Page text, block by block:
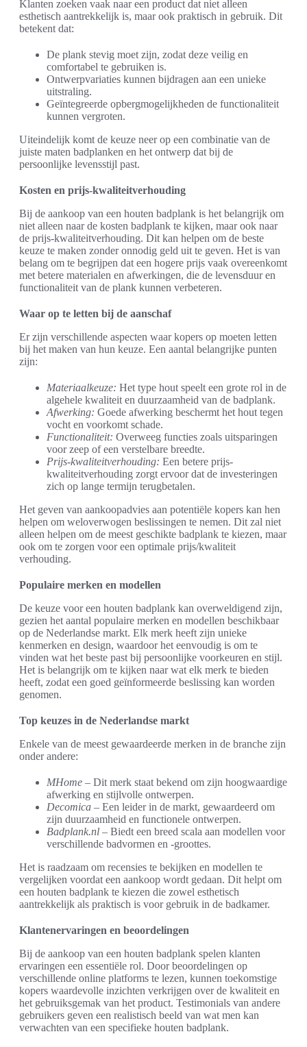
Klanten zoeken vaak naar een product dat niet alleen
esthetisch aantrekkelijk is, maar ook praktisch in gebruik. Dit
betekent dat:
De plank stevig moet zijn, zodat deze veilig en
comfortabel te gebruiken is.
Ontwerpvariaties kunnen bijdragen aan een unieke
uitstraling.
Geïntegreerde opbergmogelijkheden de functionaliteit
kunnen vergroten.
Uiteindelijk komt de keuze neer op een combinatie van de
juiste maten badplanken en het ontwerp dat bij de
persoonlijke levensstijl past.
Kosten en prijs-kwaliteitverhouding
Bij de aankoop van een houten badplank is het belangrijk om
niet alleen naar de kosten badplank te kijken, maar ook naar
de prijs-kwaliteitverhouding. Dit kan helpen om de beste
keuze te maken zonder onnodig geld uit te geven. Het is van
belang om te begrijpen dat een hogere prijs vaak overeenkomt
met betere materialen en afwerkingen, die de levensduur en
functionaliteit van de plank kunnen verbeteren.
Waar op te letten bij de aanschaf
Er zijn verschillende aspecten waar kopers op moeten letten
bij het maken van hun keuze. Een aantal belangrijke punten
zijn:
Materiaalkeuze: Het type hout speelt een grote rol in de
algehele kwaliteit en duurzaamheid van de badplank.
Afwerking: Goede afwerking beschermt het hout tegen
vocht en voorkomt schade.
Functionaliteit: Overweeg functies zoals uitsparingen
voor zeep of een verstelbare breedte.
Prijs-kwaliteitverhouding: Een betere prijs-
kwaliteitverhouding zorgt ervoor dat de investeringen
zich op lange termijn terugbetalen.
Het geven van aankoopadvies aan potentiële kopers kan hen
helpen om weloverwogen beslissingen te nemen. Dit zal niet
alleen helpen om de meest geschikte badplank te kiezen, maar
ook om te zorgen voor een optimale prijs/kwaliteit
verhouding.
Populaire merken en modellen
De keuze voor een houten badplank kan overweldigend zijn,
gezien het aantal populaire merken en modellen beschikbaar
op de Nederlandse markt. Elk merk heeft zijn unieke
kenmerken en design, waardoor het eenvoudig is om te
vinden wat het beste past bij persoonlijke voorkeuren en stijl.
Het is belangrijk om te kijken naar wat elk merk te bieden
heeft, zodat een goed geïnformeerde beslissing kan worden
genomen.
Top keuzes in de Nederlandse markt
Enkele van de meest gewaardeerde merken in de branche zijn
onder andere:
MHome – Dit merk staat bekend om zijn hoogwaardige
afwerking en stijlvolle ontwerpen.
Decomica – Een leider in de markt, gewaardeerd om
zijn duurzaamheid en functionele ontwerpen.
Badplank.nl – Biedt een breed scala aan modellen voor
verschillende badvormen en -groottes.
Het is raadzaam om recensies te bekijken en modellen te
vergelijken voordat een aankoop wordt gedaan. Dit helpt om
een houten badplank te kiezen die zowel esthetisch
aantrekkelijk als praktisch is voor gebruik in de badkamer.
Klantenervaringen en beoordelingen
Bij de aankoop van een houten badplank spelen klanten
ervaringen een essentiële rol. Door beoordelingen op
verschillende online platforms te lezen, kunnen toekomstige
kopers waardevolle inzichten verkrijgen over de kwaliteit en
het gebruiksgemak van het product. Testimonials van andere
gebruikers geven een realistisch beeld van wat men kan
verwachten van een specifieke houten badplank.